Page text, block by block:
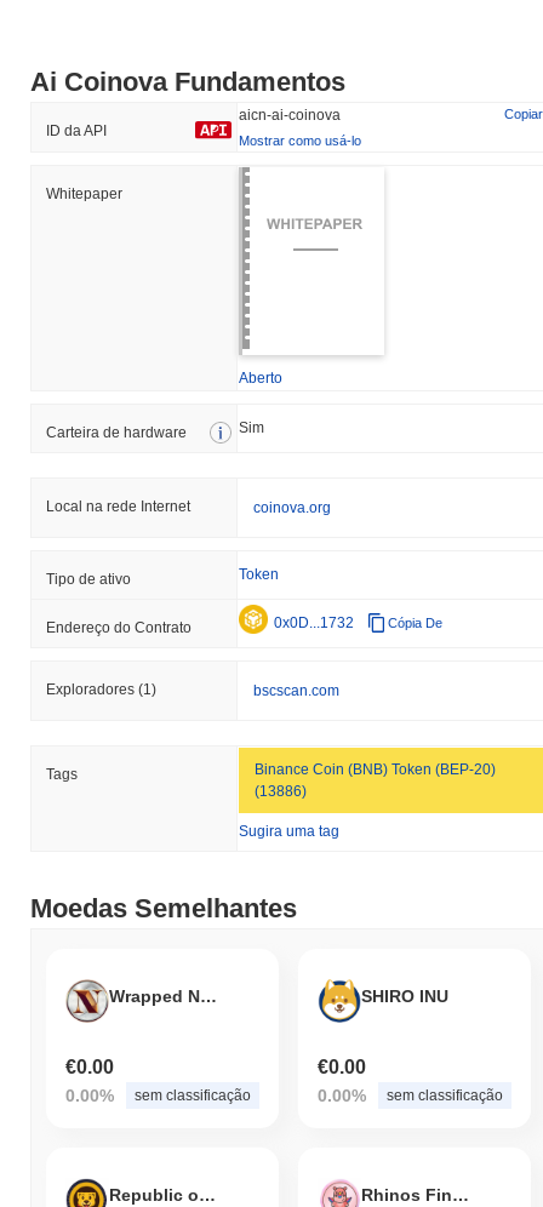
Ai Coinova Fundamentos
ID da API
aicn-ai-coinova
Copiar
Mostrar como usá-lo
Whitepaper
Aberto
Carteira de hardware Sim
Local na rede Internet coinova.org
Tipo de ativo Token
Endereço do Contrato 0x0D...1732 Cópia De
Exploradores (1) bscscan.com
Tags
Binance Coin (BNB) Token (BEP-20)
(13886)
Sugira uma tag
Moedas Semelhantes
Wrapped Nengcoin
€0.00
0.00% sem classificação
SHIRO INU
€0.00
0.00% sem classificação
Republic of Dogs Rhinos Finance